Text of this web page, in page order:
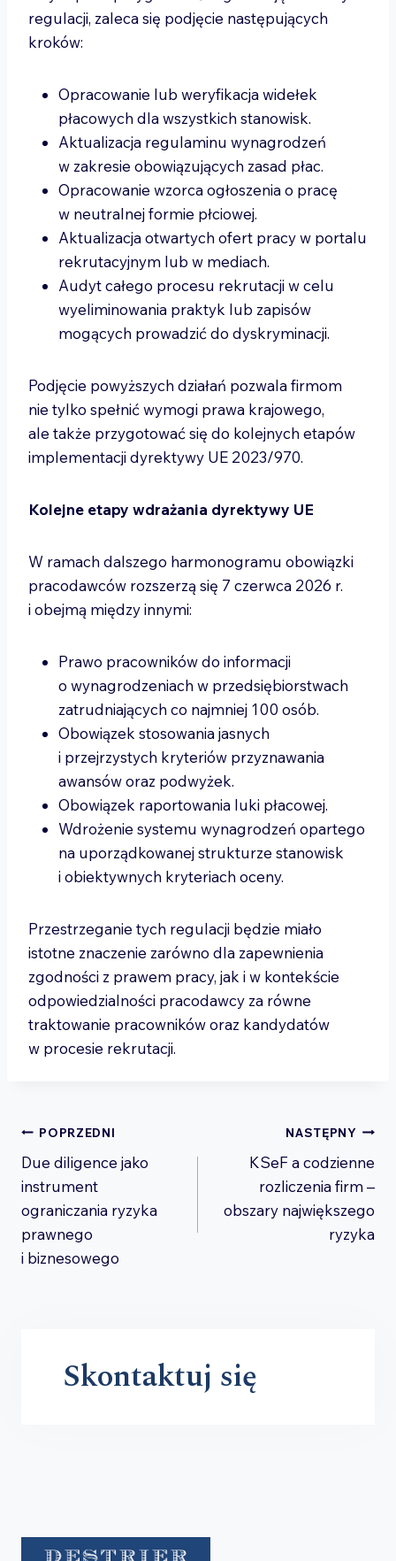
regulacji, zaleca się podjęcie następujących
kroków:
Opracowanie lub weryfikacja widełek
płacowych dla wszystkich stanowisk.
Aktualizacja regulaminu wynagrodzeń
w zakresie obowiązujących zasad płac.
Opracowanie wzorca ogłoszenia o pracę
w neutralnej formie płciowej.
Aktualizacja otwartych ofert pracy w portalu
rekrutacyjnym lub w mediach.
Audyt całego procesu rekrutacji w celu
wyeliminowania praktyk lub zapisów
mogących prowadzić do dyskryminacji.
Podjęcie powyższych działań pozwala firmom
nie tylko spełnić wymogi prawa krajowego,
ale także przygotować się do kolejnych etapów
implementacji dyrektywy UE 2023/970.
Kolejne etapy wdrażania dyrektywy UE
W ramach dalszego harmonogramu obowiązki
pracodawców rozszerzą się 7 czerwca 2026 r.
i obejmą między innymi:
Prawo pracowników do informacji
o wynagrodzeniach w przedsiębiorstwach
zatrudniających co najmniej 100 osób.
Obowiązek stosowania jasnych
i przejrzystych kryteriów przyznawania
awansów oraz podwyżek.
Obowiązek raportowania luki płacowej.
Wdrożenie systemu wynagrodzeń opartego
na uporządkowanej strukturze stanowisk
i obiektywnych kryteriach oceny.
Przestrzeganie tych regulacji będzie miało
istotne znaczenie zarówno dla zapewnienia
zgodności z prawem pracy, jak i w kontekście
odpowiedzialności pracodawcy za równe
traktowanie pracowników oraz kandydatów
w procesie rekrutacji.
Nawigacja
wpisu
POPRZEDNI
Due diligence jako
instrument
ograniczania ryzyka
prawnego
i biznesowego
NASTĘPNY
KSeF a codzienne
rozliczenia firm –
obszary największego
ryzyka
Skontaktuj się